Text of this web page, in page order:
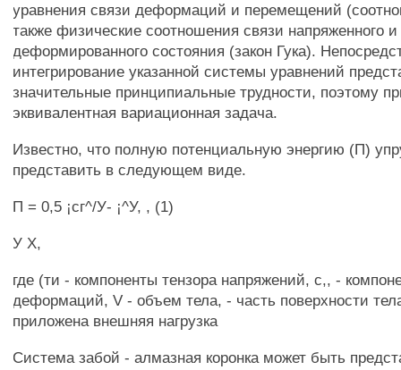
уравнения связи деформаций и перемещений
также физические соотношения связи напряженного и
деформированного состояния (закон Гука).
интегрирование указанной системы уравнений
значительные принципиальные трудности, поэтому
эквивалентная вариационная задача.
Известно, что полную потенциальную энергию (П)
представить в следующем виде.
П = 0,5 ¡сг^/У- ¡^У, , (1)
У X,
где (ти - компоненты тензора напряжений, с,, -
деформаций, V - объем тела, - часть поверхности
приложена внешняя нагрузка
Система забой - алмазная коронка может быть